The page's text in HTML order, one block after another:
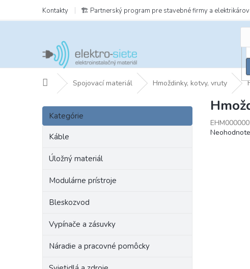
obsah
Kontakty 🏗️ Partnerský program pre stavebné firmy a elektrikárov
DomovSpojovací materiál Hmoždinky, kotvy, vruty
B
č
Preskočiť
kategórie
Kategórie
Káble
Úložný materiál
Modulárne prístroje
Bleskozvod
Vypínače a zásuvky
Náradie a pracovné pomôcky
Priemerné